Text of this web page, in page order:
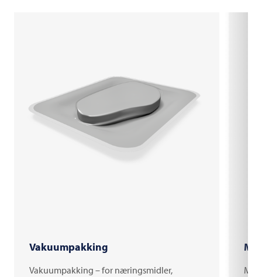
Vakuumpakking
Vakuumpakking – for næringsmidler,